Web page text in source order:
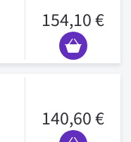
154,10 €
140,60 €